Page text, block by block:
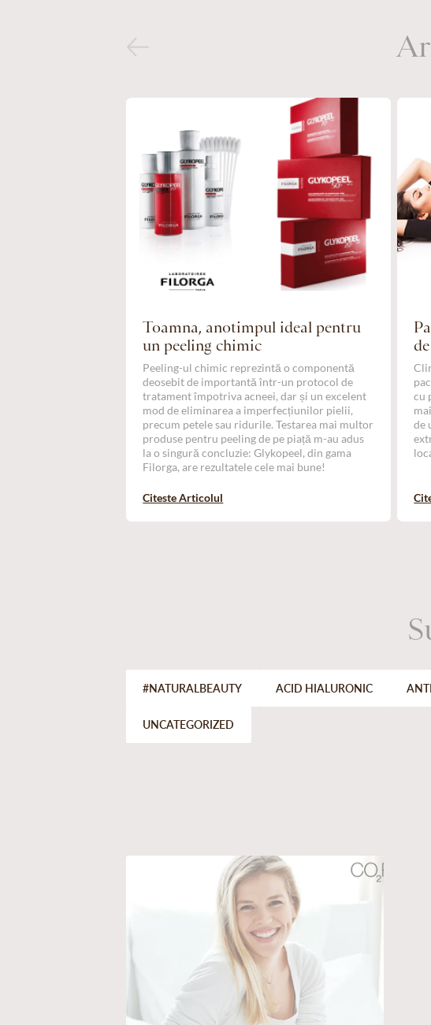
Toamna, anotimpul ideal pentru
un peeling chimic
Peeling-ul chimic reprezintă o componentă
deosebit de importantă într-un protocol de
tratament împotriva acneei, dar și un excelent
mod de eliminarea a imperfecțiunilor pielii,
precum petele sau ridurile. Testarea mai multor
produse pentru peeling de pe piață m-au adus
la o singură concluzie: Glykopeel, din gama
Filorga, are rezultatele cele mai bune!
Citeste Articolul
cu
de
#NATURALBEAUTY ACID HIALURONIC
UNCATEGORIZED